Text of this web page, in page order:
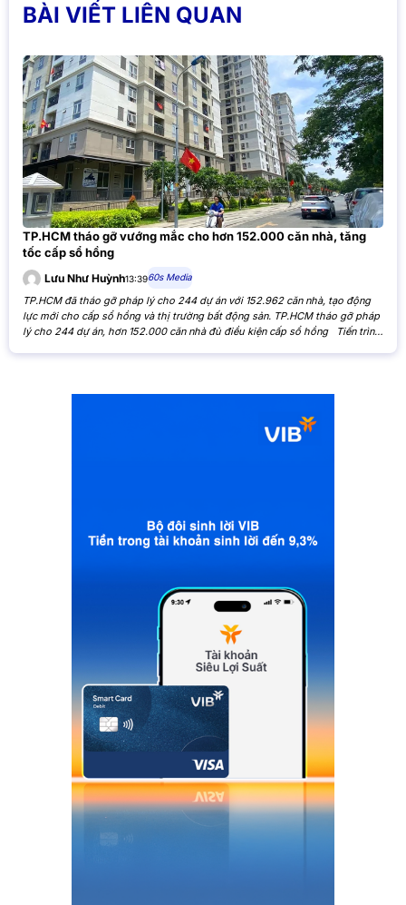
BÀI VIẾT LIÊN QUAN
TP.HCM tháo gỡ vướng mắc cho hơn 152.000 căn nhà, tăng
tốc cấp sổ hồng
Lưu Như Huỳnh13:3960s Media
TP.HCM đã tháo gỡ pháp lý cho 244 dự án với 152.962 căn nhà, tạo động
lực mới cho cấp sổ hồng và thị trường bất động sản. TP.HCM tháo gỡ pháp
lý cho 244 dự án, hơn 152.000 căn nhà đủ điều kiện cấp sổ hồng Tiến trình